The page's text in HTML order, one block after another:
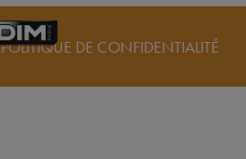
POLITIQUE DE CONFIDENTIALITÉ